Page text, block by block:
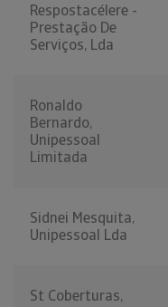
Respostacélere -
Prestação De
Serviços, Lda
Ronaldo
Bernardo,
Unipessoal
Limitada
Sidnei Mesquita,
Unipessoal Lda
St Coberturas,